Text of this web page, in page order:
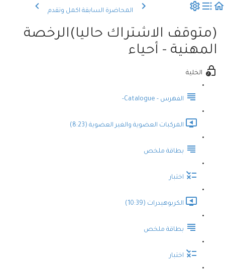
المحاضرة السابقة اكمل وتقدم
(متوقف الاشتراك حاليا)الرخصة
المهنية - أحياء
الخلية
الفهرس - Catalogue-
المركبات العضوية والغير العضوية (8:23)
بطاقة ملخص
اختبار
الكربوهيدرات (10:39)
بطاقة ملخص
اختبار